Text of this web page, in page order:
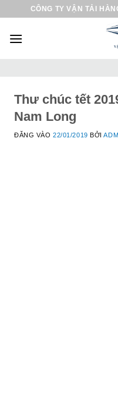
CÔNG TY VẬN TẢI
Thư chúc tết
Nam Long
ĐĂNG VÀO22/01/2019 BỞI